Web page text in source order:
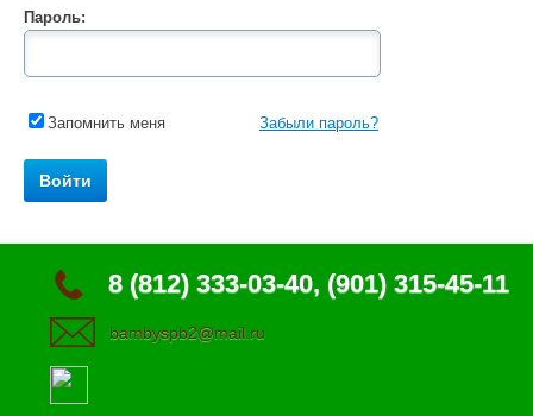
Пароль:
Запомнить меня Забыли пароль?
8 (812) 333-03-40, (901) 315-45-11
bambyspb2@mail.ru